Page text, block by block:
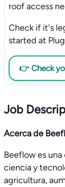
roof access
Check if it's
started at
👉 Check
Job
Acerca de
Beeflow es
ciencia y
agricultura,